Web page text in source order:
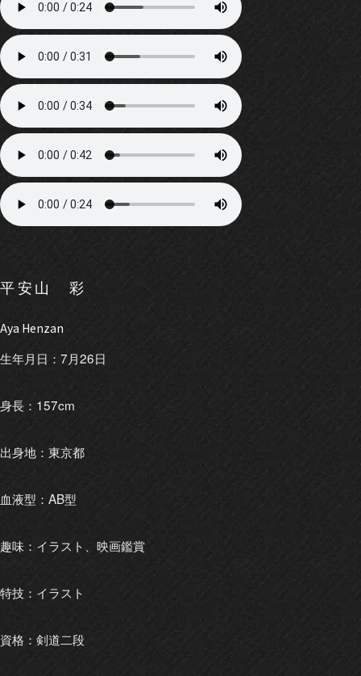
平安山 彩
Aya Henzan
生年月日：7月26日
身長：157cm
出身地：東京都
血液型：AB型
趣味：イラスト、映画鑑賞
特技：イラスト
資格：剣道二段